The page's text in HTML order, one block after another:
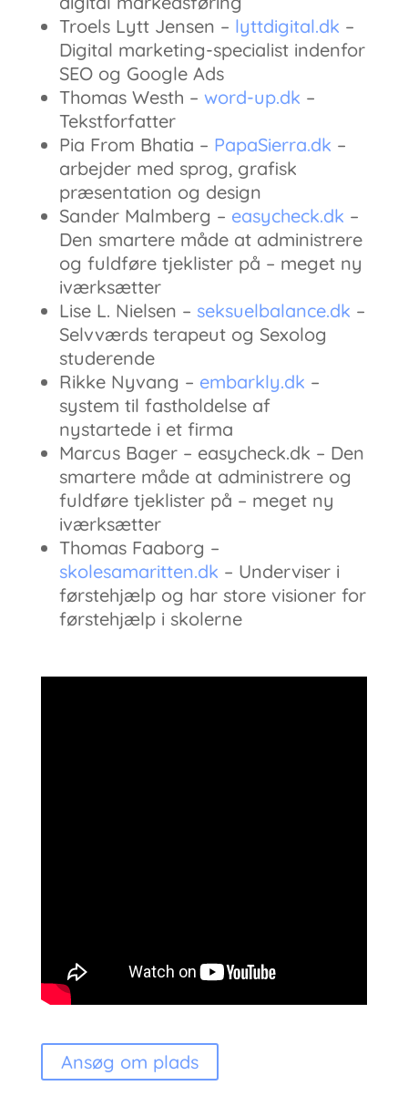
Troels Lytt Jensen – lyttdigital.dk –
Digital marketing-specialist indenfor
SEO og Google Ads
Thomas Westh – word-up.dk –
Tekstforfatter
Pia From Bhatia – PapaSierra.dk –
arbejder med sprog, grafisk
præsentation og design
Sander Malmberg – easycheck.dk –
Den smartere måde at administrere
og fuldføre tjeklister på – meget ny
iværksætter
Lise L. Nielsen – seksuelbalance.dk –
Selvværds terapeut og Sexolog
studerende
Rikke Nyvang – embarkly.dk –
system til fastholdelse af
nystartede i et firma
Marcus Bager – easycheck.dk – Den
smartere måde at administrere og
fuldføre tjeklister på – meget ny
iværksætter
Thomas Faaborg –
skolesamaritten.dk – Underviser i
førstehjælp og har store visioner for
førstehjælp i skolerne
Ansøg om plads